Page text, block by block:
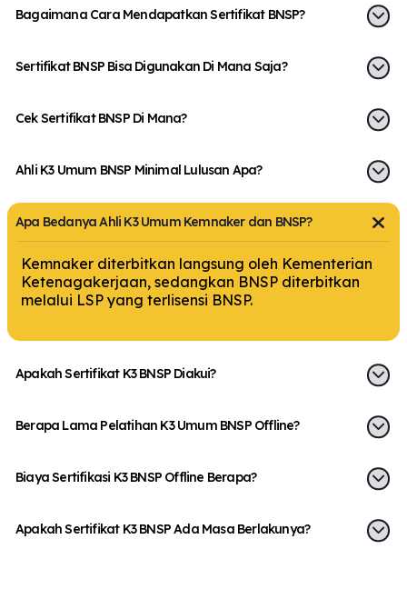
Bagaimana Cara Mendapatkan Sertifikat BNSP?
Sertifikat BNSP Bisa Digunakan Di Mana Saja?
Cek Sertifikat BNSP Di Mana?
Ahli K3 Umum BNSP Minimal Lulusan Apa?
Apa Bedanya Ahli K3 Umum Kemnaker dan BNSP?
Kemnaker diterbitkan langsung oleh Kementerian
Ketenagakerjaan, sedangkan BNSP diterbitkan
melalui LSP yang terlisensi BNSP.
Apakah Sertifikat K3 BNSP Diakui?
Berapa Lama Pelatihan K3 Umum BNSP Offline?
Biaya Sertifikasi K3 BNSP Offline Berapa?
Apakah Sertifikat K3 BNSP Ada Masa Berlakunya?